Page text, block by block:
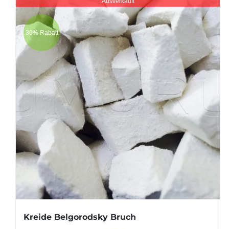
30% Rabatt
Kreide Belgorodsky Bruch